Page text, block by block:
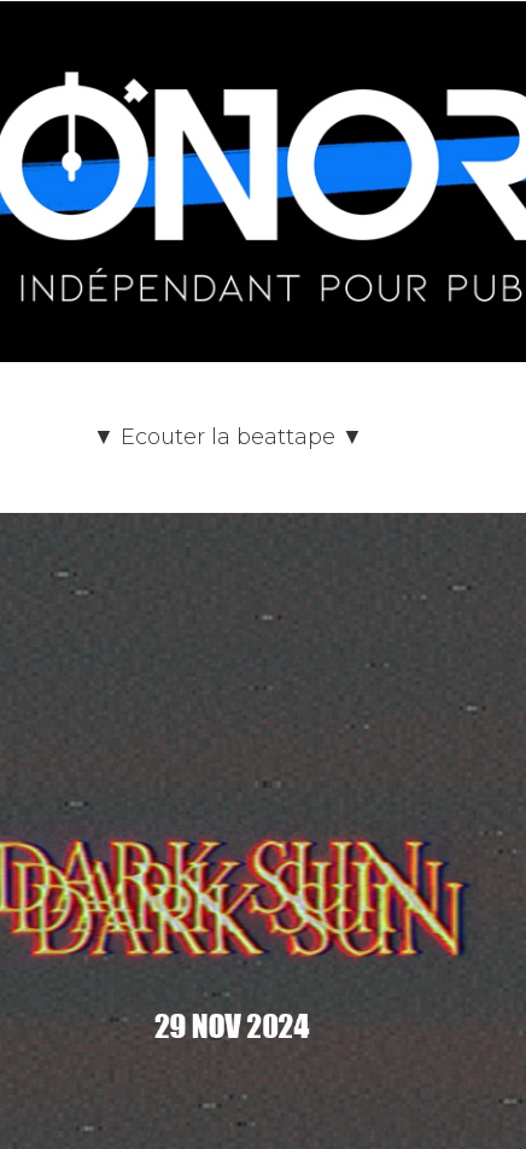
▼ Ecouter la beattape ▼